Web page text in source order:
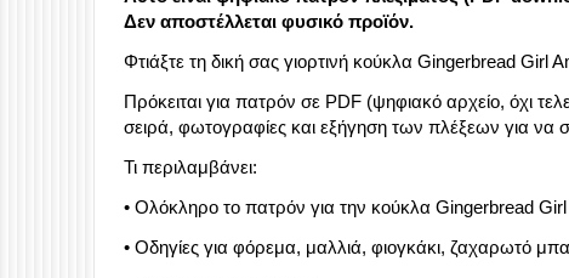
Δεν αποστέλλεται φυσικό προϊόν.
Φτιάξτε τη δική σας γιορτινή κούκλα Gingerbread
Πρόκειται για πατρόν σε PDF (ψηφιακό αρχείο, όχι
σειρά, φωτογραφίες και εξήγηση των πλέξεων για να
Τι περιλαμβάνει:
• Ολόκληρο το πατρόν για την κούκλα Gingerbread Girl
• Οδηγίες για φόρεμα, μαλλιά, φιογκάκι, ζαχαρωτό